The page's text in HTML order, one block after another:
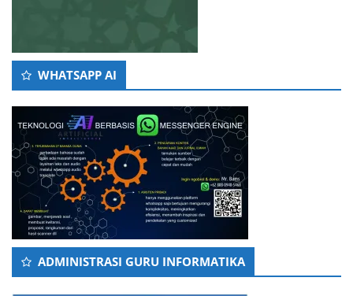
WHATSAPP AI
ADMINISTRASI GURU INFORMATIKA